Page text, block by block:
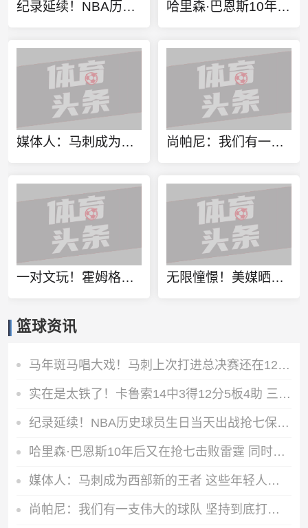
纪录延续！NBA历史球员生日当天出战抢七保持全胜 战绩8胜0负 哈里森·巴恩斯10年后又在抢七击败雷霆 同时也是他的生日夜
媒体人：马刺成为西部新的王者 这些年轻人不等未来 就是现在 尚帕尼：我们有一支伟大的球队 坚持到底打出了好比赛
一对文玩！霍姆格伦&哈滕合计9中4仅拿11分9篮板 末节仅3分 无限憧憬！美媒晒字母哥雷霆球衣P图：是时候了？
篮球资讯
马年斑马唱大戏！马刺上次打进总决赛还在12年前 GDPVS热火三巨头
实在是太铁了！卡鲁索14中3得12分5板4助 三分6中1&出现3失误
纪录延续！NBA历史球员生日当天出战抢七保持全胜 战绩8胜0负
哈里森·巴恩斯10年后又在抢七击败雷霆 同时也是他的生日夜
媒体人：马刺成为西部新的王者 这些年轻人不等未来 就是现在
尚帕尼：我们有一支伟大的球队 坚持到底打出了好比赛